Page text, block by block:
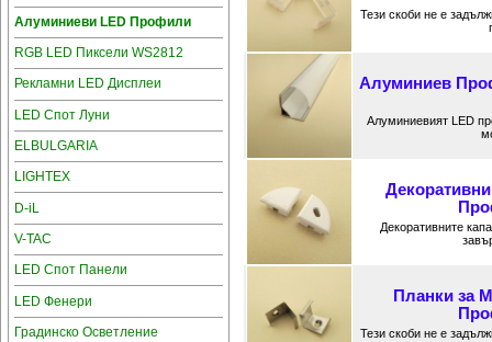
Алуминиеви LED Профили
RGB LED Пиксели WS2812
Рекламни LED Дисплеи
LED Спот Луни
ELBULGARIA
LIGHTEX
D-iL
V-TAC
LED Спот Панели
LED Фенери
Градинско Осветление
Тези скоби не е
Алуминиев
Алуминиевият LED
Декоративните
Планки за
Тези скоби не е